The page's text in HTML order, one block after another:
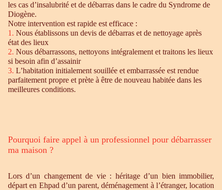
les cas d’insalubrité et de débarras dans le cadre du Syndrome de
Diogène.
Notre intervention est rapide est efficace :
1. Nous établissons un devis de débarras et de nettoyage après
état des lieux
2. Nous débarrassons, nettoyons intégralement et traitons les lieux
si besoin afin d’assainir
3. L’habitation initialement souillée et embarrassée est rendue
parfaitement propre et prète à être de nouveau habitée dans les
meilleures conditions.
Pourquoi faire appel à un professionnel pour débarrasser
ma maison ?
Lors d’un changement de vie : héritage d’un bien immobilier,
départ en Ehpad d’un parent, déménagement à l’étranger, location